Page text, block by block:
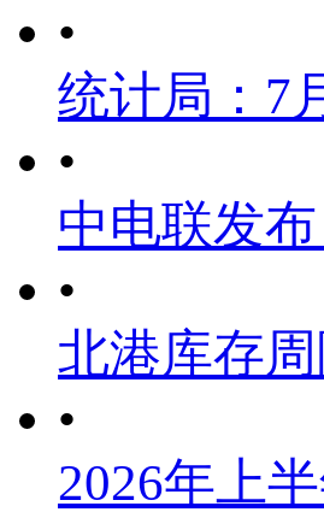
•
统计局：7
•
中电联发
•
北港库存
•
2026年上